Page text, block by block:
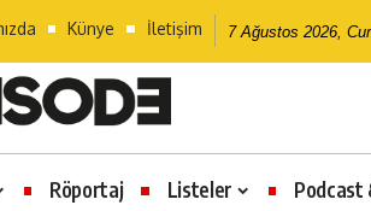
Künye İletişim 7 Ağustos 2026,
Röportaj Listeler Podcast